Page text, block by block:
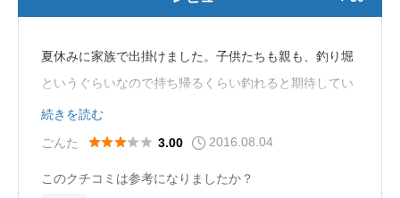
夏休みに家族で出掛けました。子供たちも親も、釣り堀
というぐらいなので持ち帰るくらい釣れると期待してい
きましたが、２時間ほど粘って１匹も釣れませんでし
た。お金を払って入る釣り堀で１匹も釣れないなんて初
釣れておらず、釣っているのは係りのおじさんだけ。こ
続きを読む
ごんた
 3.00 2016.08.04
このクチコミは参考になりましたか？